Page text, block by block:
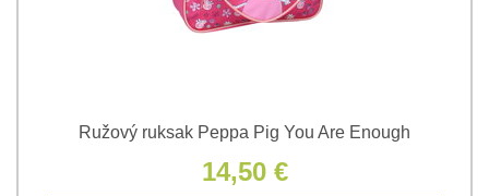
Ružový ruksak Peppa Pig You Are Enough
14,50 €